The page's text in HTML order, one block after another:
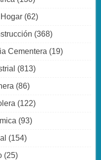
(62)
(368)
Cementera (19)
(813)
(86)
(122)
(93)
(154)
(25)